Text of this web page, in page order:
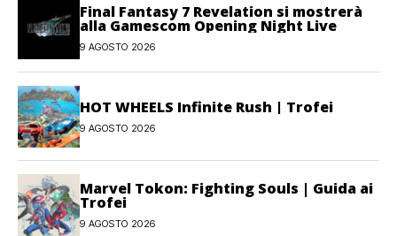
Final Fantasy 7 Revelation si mostrerà
alla Gamescom Opening Night Live
9 AGOSTO 2026
HOT WHEELS Infinite Rush | Trofei
9 AGOSTO 2026
Marvel Tokon: Fighting Souls | Guida ai
Trofei
9 AGOSTO 2026